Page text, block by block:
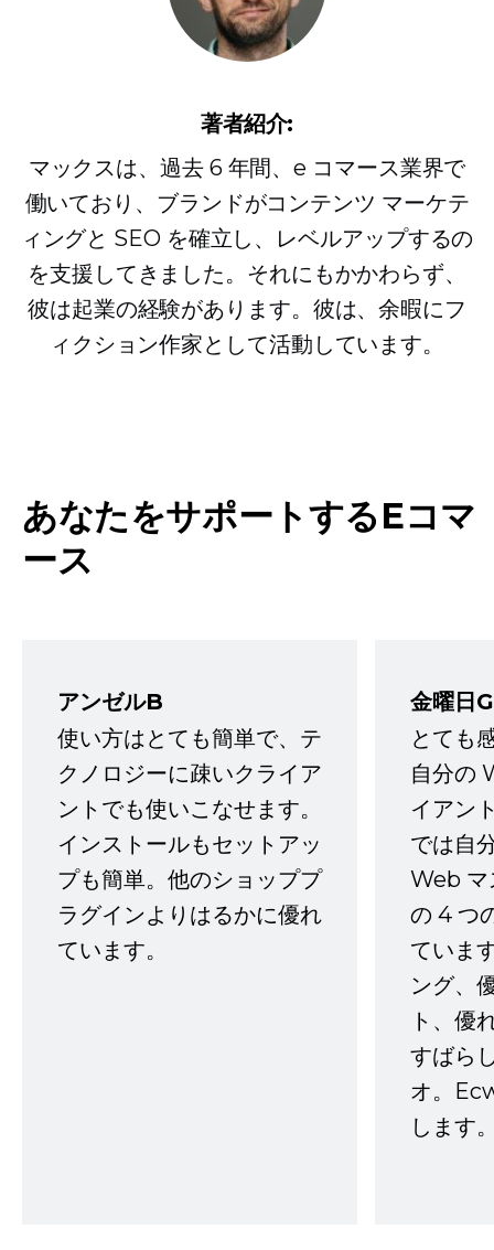
著者紹介:
マックスは、過去 6 年間、e コマース業界で
働いており、ブランドがコンテンツ マーケテ
ィングと SEO を確立し、レベルアップするの
を支援してきました。それにもかかわらず、
彼は起業の経験があります。彼は、余暇にフ
ィクション作家として活動しています。
あなたをサポートするEコマ
ース
アンゼルB
使い方はとても簡単で、テ
クノロジーに疎いクライア
ントでも使いこなせます。
インストールもセットアッ
プも簡単。他のショッププ
ラグインよりはるかに優れ
ています。
金曜日G
とても
自分の
イアン
では自
Web マ
の 4 つ
ていま
ング、
ト、優
すばら
オ。
します